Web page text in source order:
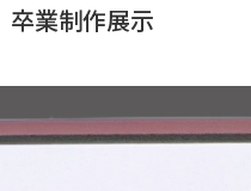
卒業制作展示